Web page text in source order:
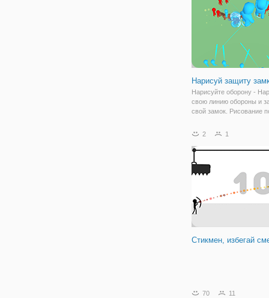
подготовки. Сегодня,
Нарисуй защиту
Нарисуйте оборону -
свою линию обороны и
свой замок. Рисование
убедиться, что не
Не забудьте обновить
2 1
Стикмен, избегай
70 11